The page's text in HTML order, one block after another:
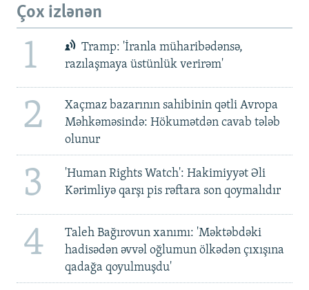
Çox izlənən
1
Tramp: 'İranla müharibədənsə,
razılaşmaya üstünlük verirəm'
2
Xaçmaz bazarının sahibinin qətli Avropa
Məhkəməsində: Hökumətdən cavab tələb
olunur
3
'Human Rights Watch': Hakimiyyət Əli
Kərimliyə qarşı pis rəftara son qoymalıdır
4
Taleh Bağırovun xanımı: 'Məktəbdəki
hadisədən əvvəl oğlumun ölkədən çıxışına
qadağa qoyulmuşdu'